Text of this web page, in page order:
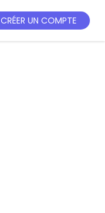
CRÉER UN COMPTE